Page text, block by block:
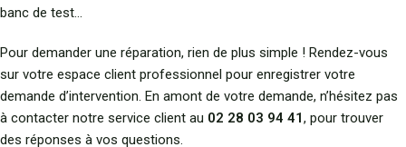
banc de test…
Pour demander une réparation, rien de plus simple ! Rendez-vous
sur votre espace client professionnel pour enregistrer votre
demande d’intervention. En amont de votre demande, n’hésitez pas
à contacter notre service client au 02 28 03 94 41, pour trouver
des réponses à vos questions.